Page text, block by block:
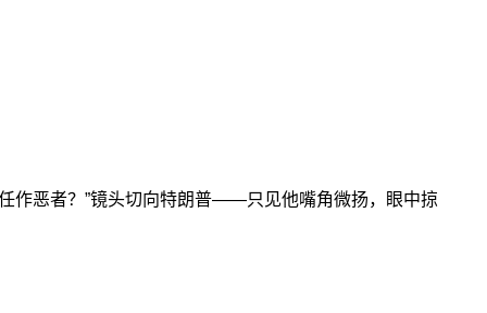
作恶者？”镜头切向特朗普——只见他嘴角微扬，眼中掠